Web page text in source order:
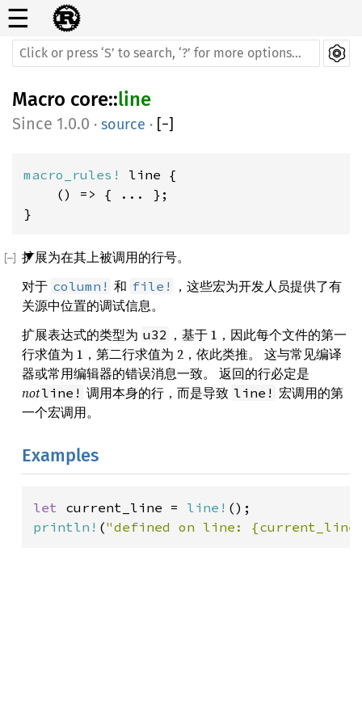
☰
Macro core::line
1.0.0 · source · [−]
macro_rules! line {
    () => { ... };
}
扩展为在其上被调用的行号。
对于 column! 和 file!
，这些宏为开发人员提供了有
关源中位置的调试信息。
扩展表达式的类型为 u32 ，基于 1，因此每个文件的第一
行求值为 1，第二行求值为 2，依此类推。 这与常见编译
器或常用编辑器的错误消息一致。 返回的行必定是
notline! 调用本身的行，而是导致 line! 宏调用的第
一个宏调用。
Examples
let current_line = line!
println! ("defined on line: